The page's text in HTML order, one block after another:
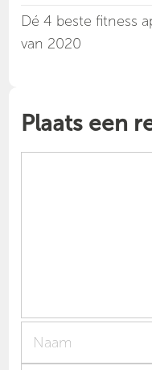
Dé 4 beste fitness
van 2020
Plaats een